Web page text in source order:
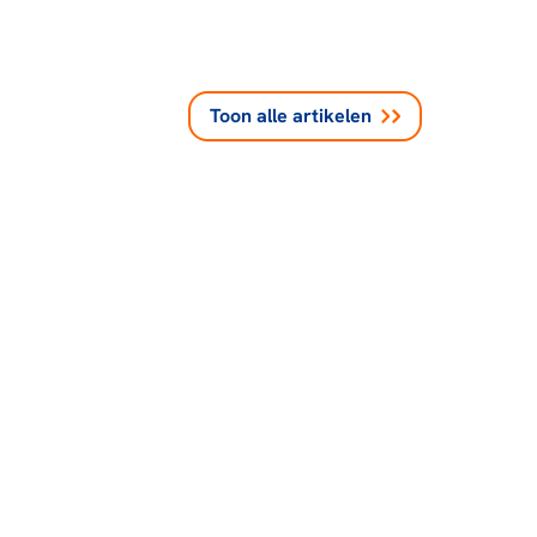
Toon alle artikelen